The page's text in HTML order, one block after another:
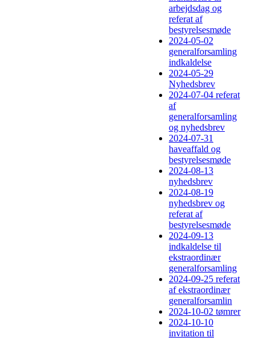
arbejdsdag og
referat af
bestyrelsesmøde
2024-05-02
generalforsamling
indkaldelse
2024-05-29
Nyhedsbrev
2024-07-04 referat
af
generalforsamling
og nyhedsbrev
2024-07-31
haveaffald og
bestyrelsesmøde
2024-08-13
nyhedsbrev
2024-08-19
nyhedsbrev og
referat af
bestyrelsesmøde
2024-09-13
indkaldelse til
ekstraordinær
generalforsamling
2024-09-25 referat
af ekstraordinær
generalforsamlin
2024-10-02 tømrer
2024-10-10
invitation til